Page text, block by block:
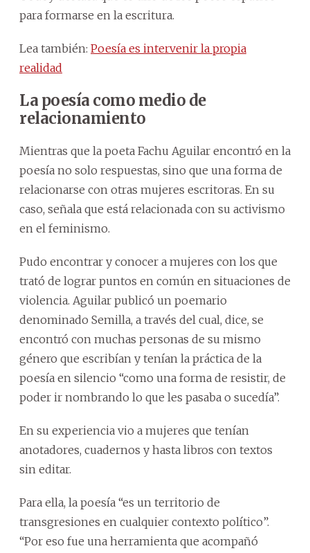
para formarse en la escritura.
Lea también: Poesía es intervenir la propia
realidad
La poesía como medio de
relacionamiento
Mientras que la poeta Fachu Aguilar encontró en la
poesía no solo respuestas, sino que una forma de
relacionarse con otras mujeres escritoras. En su
caso, señala que está relacionada con su activismo
en el feminismo.
Pudo encontrar y conocer a mujeres con los que
trató de lograr puntos en común en situaciones de
violencia. Aguilar publicó un poemario
denominado Semilla, a través del cual, dice, se
encontró con muchas personas de su mismo
género que escribían y tenían la práctica de la
poesía en silencio “como una forma de resistir, de
poder ir nombrando lo que les pasaba o sucedía”.
En su experiencia vio a mujeres que tenían
anotadores, cuadernos y hasta libros con textos
sin editar.
Para ella, la poesía “es un territorio de
transgresiones en cualquier contexto político”.
“Por eso fue una herramienta que acompañó